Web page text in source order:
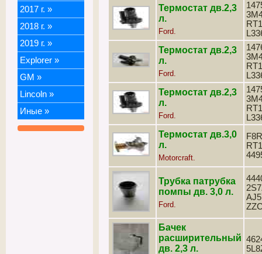
2017 г. »
2018 г. »
2019 г. »
Explorer »
GM »
Lincoln »
Иные »
Термостат дв.2,3
л.
Ford.
Термостат дв.2,3
л.
Ford.
Термостат дв.2,3
л.
Ford.
Термостат дв.3,0
л.
Motorcraft.
Трубка патрубка
помпы дв. 3,0 л.
Ford.
Бачек
расширительный
дв. 2,3 л.